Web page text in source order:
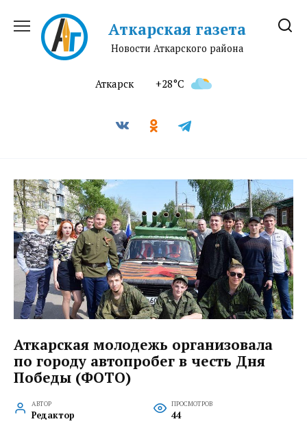
содержанию
Аткарская газета
Новости Аткарского района
Аткарск +28°C
Аткарская молодежь организовала
по городу автопробег в честь Дня
Победы (ФОТО)
АВТОР
Редактор
ПРОСМОТРОВ
44